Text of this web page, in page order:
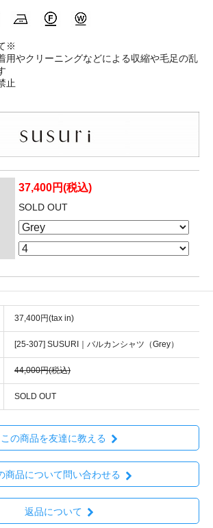
※
用やクリーニングなどによる収縮や毛足の乱
止
37,400円(税込)
SOLD OUT
37,400円(tax in)
[25-307] SUSURI｜バルカンシャツ（Grey）
44,000円(税込)
SOLD OUT
この商品を友達に教える
商品について問い合わせる
返品について